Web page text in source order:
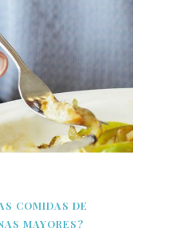
COMIDAS DE
MAYORES?